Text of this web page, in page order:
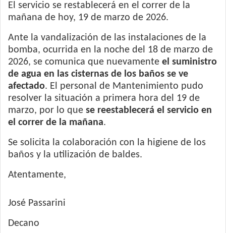
El servicio se restablecerá en el correr de la
mañana de hoy, 19 de marzo de 2026.
Ante la vandalización de las instalaciones de la
bomba, ocurrida en la noche del 18 de marzo de
2026, se comunica que nuevamente el suministro
de agua en las cisternas de los baños se ve
afectado. El personal de Mantenimiento pudo
resolver la situación a primera hora del 19 de
marzo, por lo que se reestablecerá el servicio en
el correr de la mañana.
Se solicita la colaboración con la higiene de los
baños y la utilización de baldes.
Atentamente,
José Passarini
Decano